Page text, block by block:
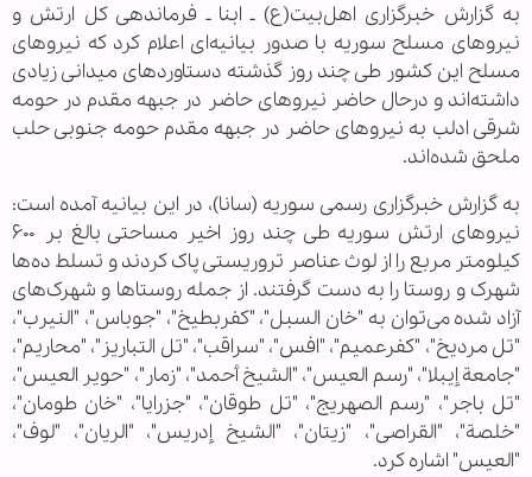
به گزارش خبرگزاری اهل‌بیت(ع) ـ ابنا ـ فرماندهی کل ارتش و
نیروهای مسلح سوریه با صدور بیانیه‌ای اعلام کرد که نیروهای
مسلح این کشور طی چند روز گذشته دستاوردهای میدانی زیادی
داشته‌اند و درحال حاضر نیروهای حاضر در جبهه مقدم در حومه
شرقی ادلب به نیروهای حاضر در جبهه مقدم حومه جنوبی حلب
ملحق شده‌اند.
به گزارش خبرگزاری رسمی سوریه (سانا)، در این بیانیه آمده است:
نیروهای ارتش سوریه طی چند روز اخیر مساحتی بالغ بر ۶۰۰
کیلومتر مربع را از لوث عناصر تروریستی پاک کردند و تسلط ده‌ها
شهرک و روستا را به دست گرفتند. از جمله روستاها و شهرک‌های
آزاد شده می‌توان به "خان السبل"، "کفربطیخ"، "جوباس"، "النیرب"،
"تل مردیخ"، "کفرعمیم"، "افس"، "سراقب"، "تل التباریز"، "محاریم"،
"جامعة إیبلا"، "رسم العیس"، "الشیخ أحمد"، "زمار"، "حویر العیس"،
"تل باجر"، "رسم الصهریج"، "تل طوقان"، "جزرایا"، "خان طومان"،
"خلصة"، "القراصی"، "زیتان"، "الشیخ إدریس"، "الریان"، "لوف"،
"العیس" اشاره کرد.